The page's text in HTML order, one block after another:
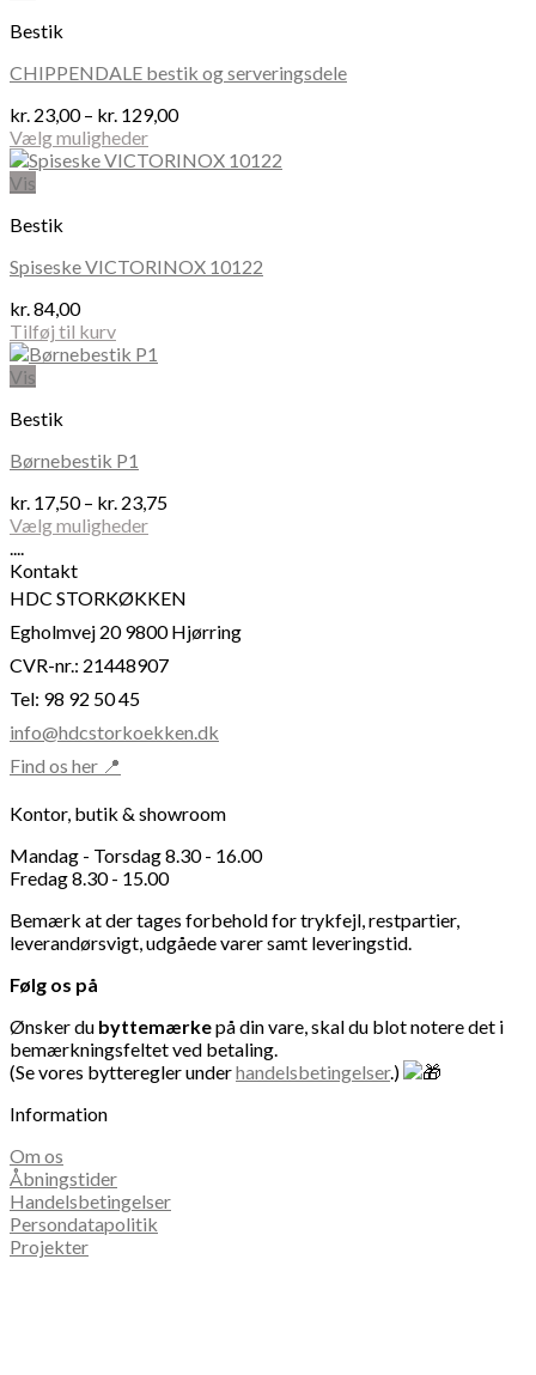
Bestik
CHIPPENDALE bestik og serveringsdele
kr. 23,00 – kr. 129,00Prisinterval:
til
Vælg muligheder
Dette
vare
flere
Mulighederne
vælges
på
varesiden
Vis
Bestik
Spiseske VICTORINOX 10122
kr.84,00
Tilføj til kurv
Vis
Bestik
Børnebestik P1
kr. 17,50 – kr. 23,75Prisinterval:
Vælg muligheder
vare
har
varianter.
Mulighederne
vælges
på
....
Kontakt
HDC STORKØKKEN
Egholmvej 20 9800 Hjørring
CVR-nr.: 21448907
Tel: 98 92 50 45
info@hdcstorkoekken.dk
Find os her 📍
Kontor, butik & showroom
Mandag - Torsdag 8.30 - 16.00
Fredag 8.30 - 15.00
Bemærk at der tages forbehold for trykfejl, restpartier,
leverandørsvigt, udgåede varer samt leveringstid.
Følg os på
Ønsker du byttemærkepå din vare, skal du blot notere det i
bemærkningsfeltet ved betaling.
(Se vores bytteregler underhandelsbetingelser.)
Information
Om os
Åbningstider
Handelsbetingelser
Persondatapolitik
Projekter